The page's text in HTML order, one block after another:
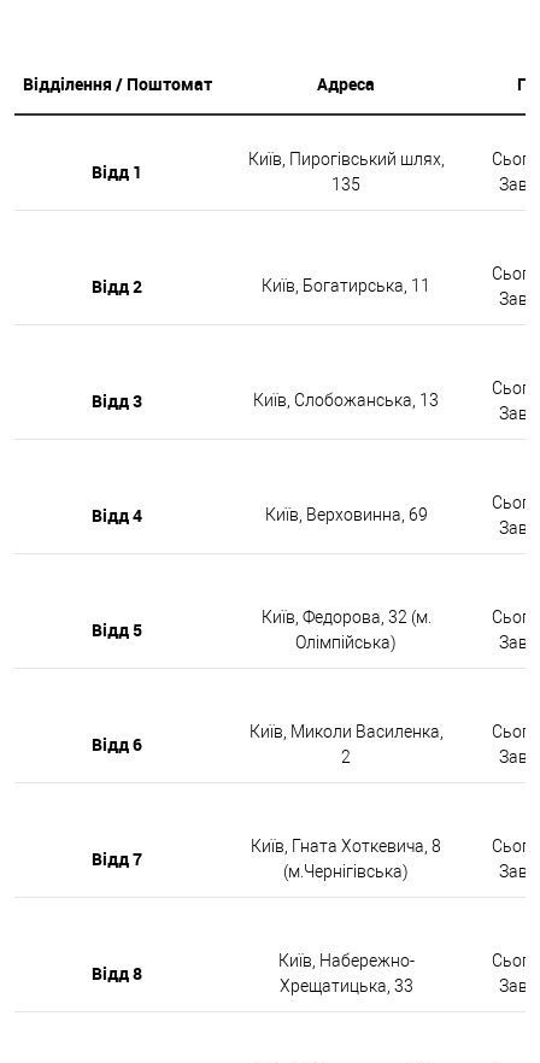
Відділення / Поштомат Адреса
Відд 1
Київ, Пирогівський шлях,
135
Відд 2 Київ, Богатирська, 11
Відд 3 Київ, Слобожанська, 13
Відд 4 Київ, Верховинна, 69
Відд 5
Київ, Федорова, 32 (м.
Олімпійська)
Відд 6
Київ, Миколи Василенка,
2
Відд 7
Київ, Гната Хоткевича, 8
(м.Чернігівська)
Відд 8
Київ, Набережно-
Хрещатицька, 33